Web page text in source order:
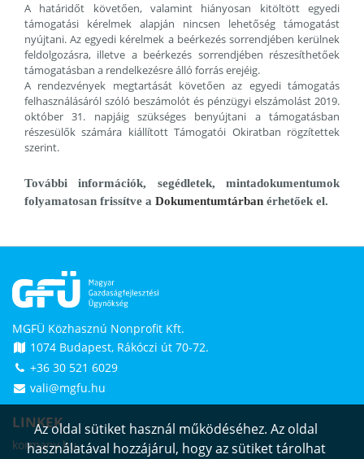
A határidőt követően, valamint hiányosan kitöltött egyedi
támogatási kérelmek alapján nincsen lehetőség támogatást
nyújtani. Az egyedi kérelmek a beérkezés sorrendjében kerülnek
feldolgozásra, illetve a beérkezés sorrendjében részesíthetőek
támogatásban a rendelkezésre álló forrás erejéig.
A rendezvények megtartását követően az egyedi támogatás
felhasználásáról szóló beszámolót és pénzügyi elszámolást 2019.
október 31. napjáig szükséges benyújtani a támogatásban
részesülők számára kiállított Támogatói Okiratban rögzítettek
szerint.
További információk, segédletek, mintadokumentumok
folyamatosan frissítve a Dokumentumtárban érhetőek el.
MGFÜ Közhasznú Nonprofit Kft.
1074 Budapest, Rákóczi út 70-72.
+36 30 521 6029
vali@mgfu.hu
LINKEK
kormany.hu
Az oldal sütiket használ működéséhez. Az oldal
használatával hozzájárul, hogy az sütiket tárolhat